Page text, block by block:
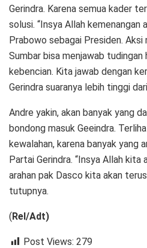
Gerindra. Karena semua kader
solusi. “Insya Allah kemenangan
Prabowo sebagai Presiden. Aksi
Sumbar bisa menjawab tudingan
kebencian. Kita jawab dengan
Gerindra suaranya lebih tinggi
Andre yakin, akan banyak yang
bondong masuk Geeindra.
kewalahan, karena banyak yang
Partai Gerindra. “Insya Allah
arahan pak Dasco kita akan
tutupnya.
(Rel/Adt)
Post Views: 279